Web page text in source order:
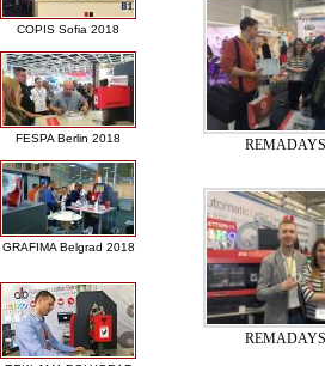
COPIS Sofia 2018
FESPA Berlin 2018
GRAFIMA Belgrad 2018